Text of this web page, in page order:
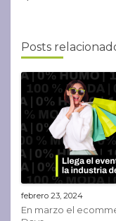
Posts
febrero 23, 2024
En marzo el